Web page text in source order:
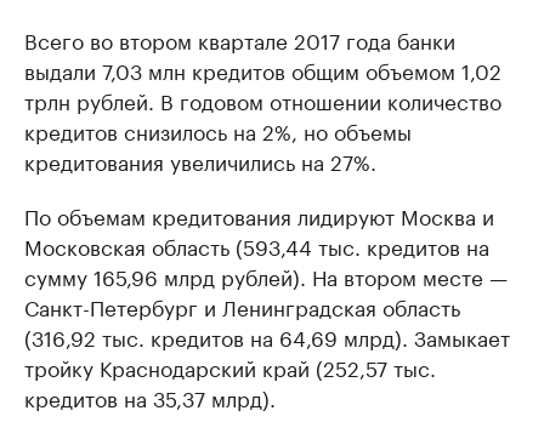
Всего во втором квартале 2017 года банки
выдали 7,03 млн кредитов общим объемом 1,02
трлн рублей. В годовом отношении количество
кредитов снизилось на 2%, но объемы
кредитования увеличились на 27%.
По объемам кредитования лидируют Москва и
Московская область (593,44 тыс. кредитов на
сумму 165,96 млрд рублей). На втором месте —
Санкт-Петербург и Ленинградская область
(316,92 тыс. кредитов на 64,69 млрд). Замыкает
тройку Краснодарский край (252,57 тыс.
кредитов на 35,37 млрд).